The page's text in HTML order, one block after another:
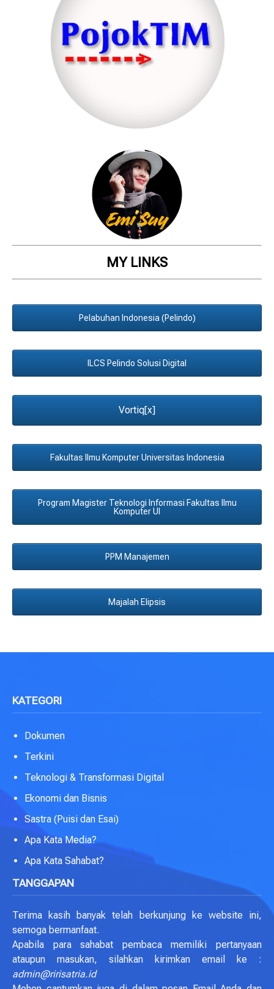
MY LINKS
Pelabuhan Indonesia (Pelindo)
ILCS Pelindo Solusi Digital
Vortiq[x]
Fakultas Ilmu Komputer Universitas Indonesia
Program Magister Teknologi Informasi Fakultas Ilmu
Komputer UI
PPM Manajemen
Majalah Elipsis
KATEGORI
Dokumen
Terkini
Teknologi & Transformasi Digital
Ekonomi dan Bisnis
Sastra (Puisi dan Esai)
Apa Kata Media?
Apa Kata Sahabat?
TANGGAPAN
Terima kasih banyak telah berkunjung ke website ini,
semoga bermanfaat.
Apabila para sahabat pembaca memiliki pertanyaan
ataupun masukan, silahkan kirimkan email ke :
admin@ririsatria.id